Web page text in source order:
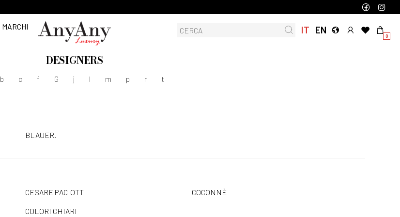
IT EN
0
MARCHI
DESIGNERS
b c f G j l m p r t
BLAUER.
CESARE PACIOTTI COCONNÈ
COLORI CHIARI